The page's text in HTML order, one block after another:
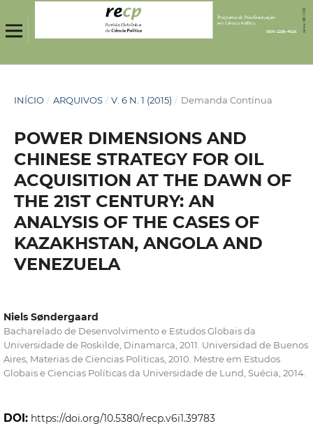
INÍCIO / ARQUIVOS / V. 6 N. 1 (2015) / Demanda Contínua
POWER DIMENSIONS AND
CHINESE STRATEGY FOR OIL
ACQUISITION AT THE DAWN OF
THE 21ST CENTURY: AN
ANALYSIS OF THE CASES OF
KAZAKHSTAN, ANGOLA AND
VENEZUELA
Niels Søndergaard
Bacharelado de Desenvolvimento e Estudos Globais da
Universidade de Roskilde, Dinamarca, 2011. Universidad de Buenos
Aires, Materias de Ciencias Políticas, 2010. Mestre em Estudos
Globais e Ciencias Políticas da Universidade de Lund, Suécia, 2014.
DOI: https://doi.org/10.5380/recp.v6i1.39783